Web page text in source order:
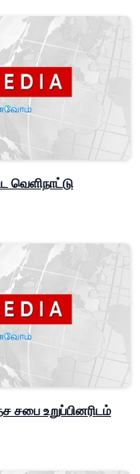
வெளிநாட்டு
சபை உறுப்பினரிடம்